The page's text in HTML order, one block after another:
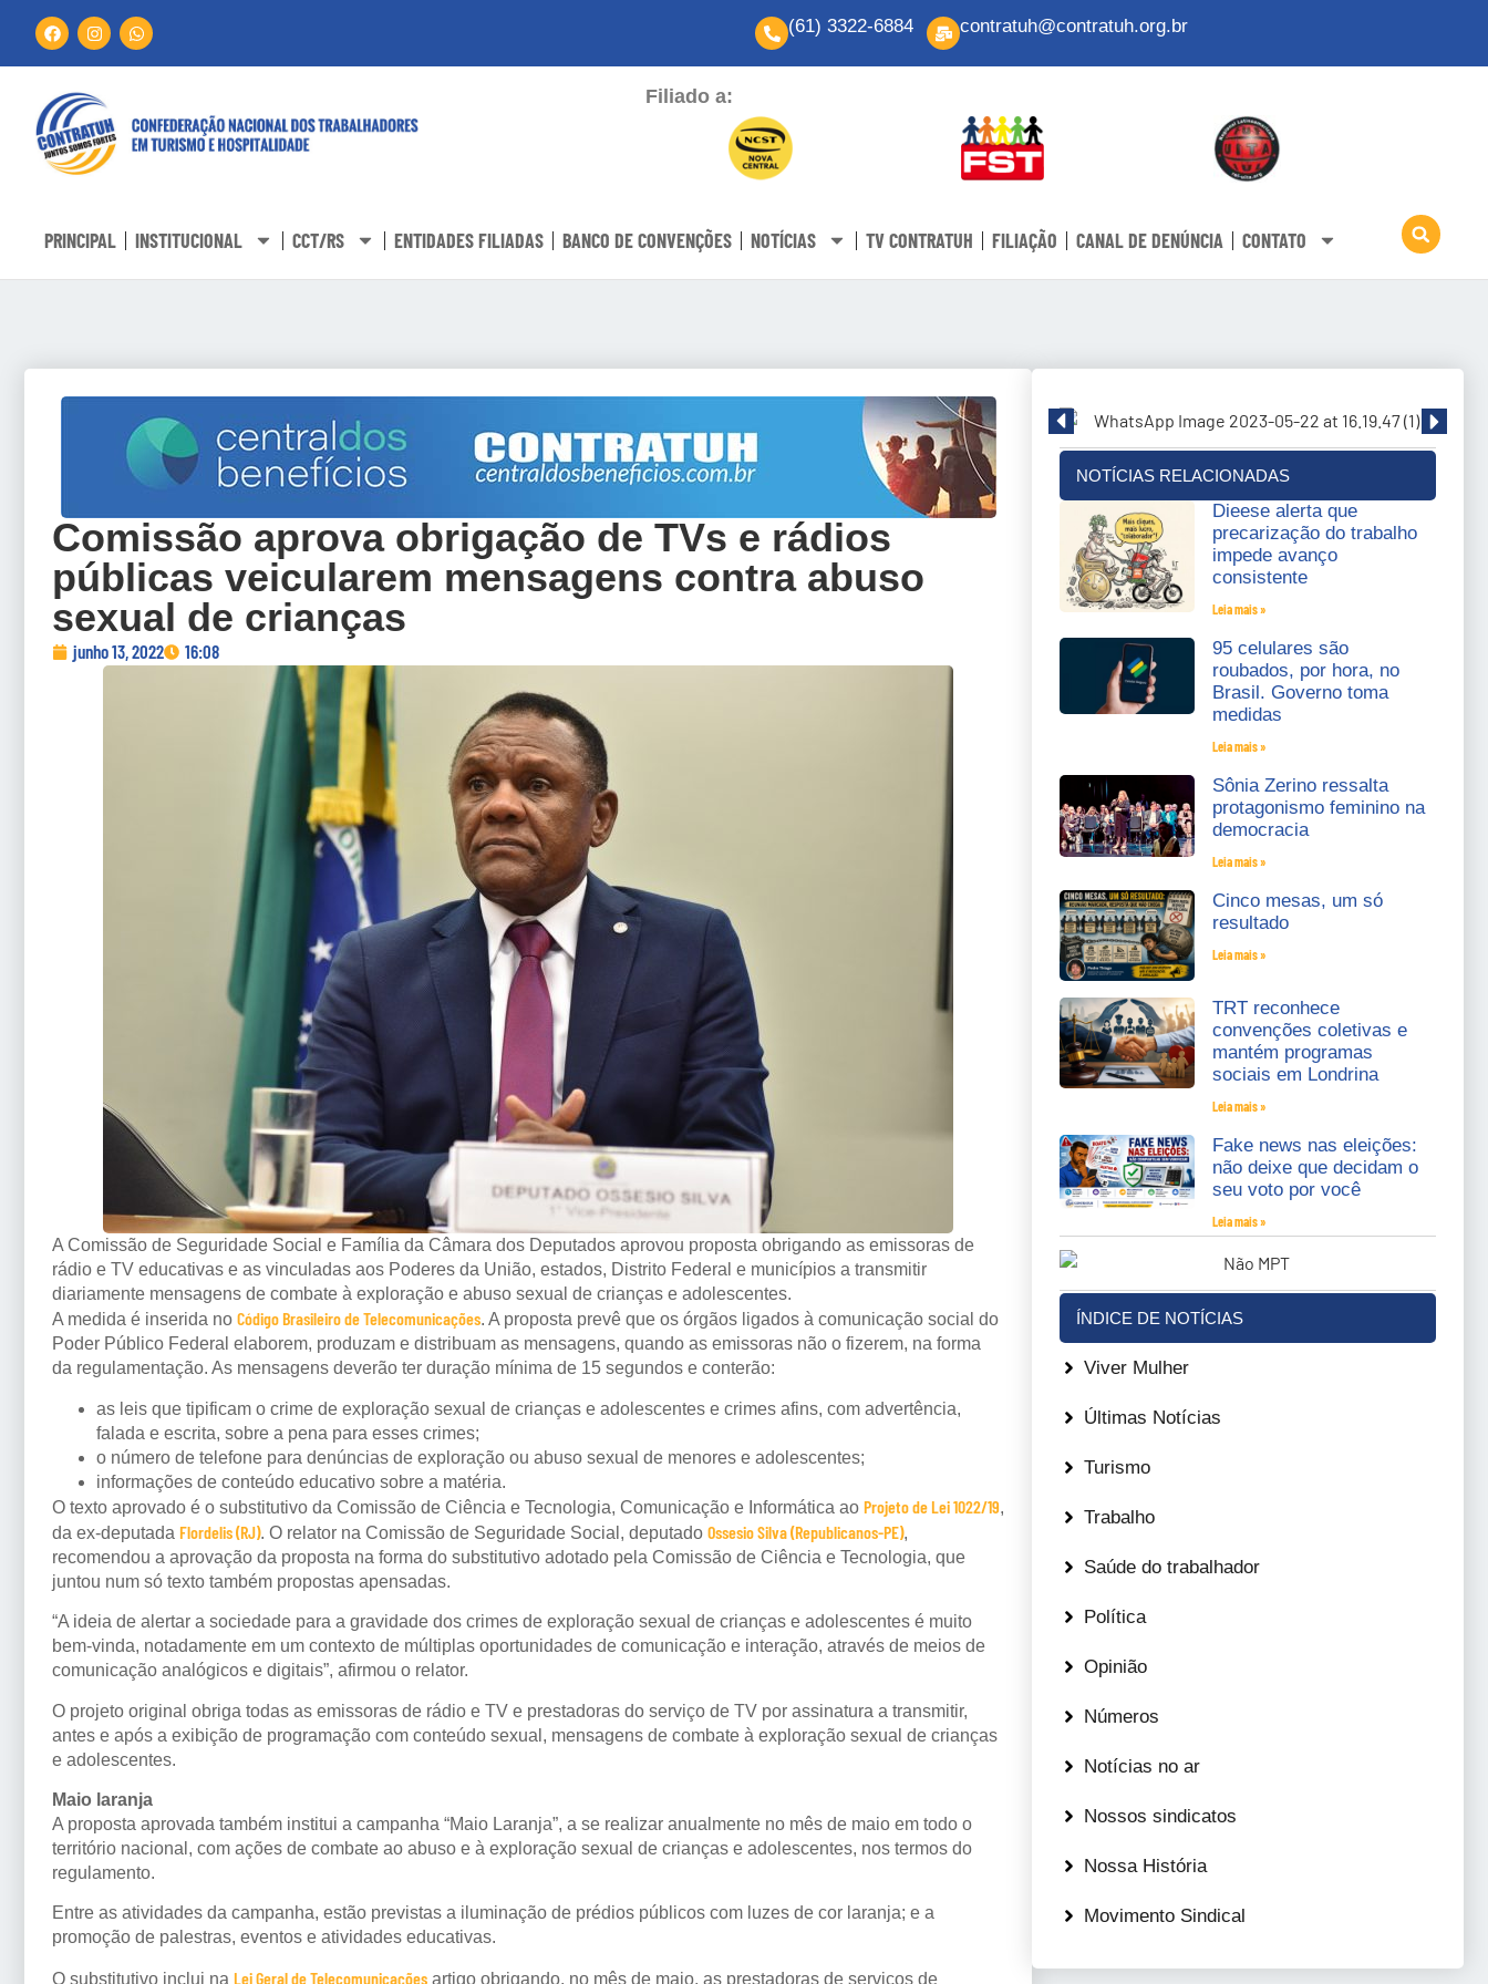
(61) 3322-6884 contratuh@contratuh.org.br
Filiado a:
PRINCIPAL INSTITUCIONAL CCT/RS ENTIDADES FILIADAS BANCO DE CONVENÇÕES NOTÍCIAS TV CONTRATUH FILIAÇÃO CANAL DE DENÚNCIA CONTATO
Comissão aprova obrigação de TVs e rádios
públicas veicularem mensagens contra abuso
sexual de crianças
junho 13, 2022 16:08
A Comissão de Seguridade Social e Família da Câmara dos Deputados aprovou proposta obrigando as emissoras de
rádio e TV educativas e as vinculadas aos Poderes da União, estados, Distrito Federal e municípios a transmitir
diariamente mensagens de combate à exploração e abuso sexual de crianças e adolescentes.
A medida é inserida no Código Brasileiro de Telecomunicações. A proposta prevê que os órgãos ligados à comunicação social do
Poder Público Federal elaborem, produzam e distribuam as mensagens, quando as emissoras não o fizerem, na forma
da regulamentação. As mensagens deverão ter duração mínima de 15 segundos e conterão:
as leis que tipificam o crime de exploração sexual de crianças e adolescentes e crimes afins, com advertência,
falada e escrita, sobre a pena para esses crimes;
o número de telefone para denúncias de exploração ou abuso sexual de menores e adolescentes;
informações de conteúdo educativo sobre a matéria.
O texto aprovado é o substitutivo da Comissão de Ciência e Tecnologia, Comunicação e Informática ao Projeto de Lei 1022/19,
da ex-deputada Flordelis (RJ). O relator na Comissão de Seguridade Social, deputado Ossesio Silva (Republicanos-PE),
recomendou a aprovação da proposta na forma do substitutivo adotado pela Comissão de Ciência e Tecnologia, que
juntou num só texto também propostas apensadas.
“A ideia de alertar a sociedade para a gravidade dos crimes de exploração sexual de crianças e adolescentes é muito
bem-vinda, notadamente em um contexto de múltiplas oportunidades de comunicação e interação, através de meios de
comunicação analógicos e digitais”, afirmou o relator.
O projeto original obriga todas as emissoras de rádio e TV e prestadoras do serviço de TV por assinatura a transmitir,
antes e após a exibição de programação com conteúdo sexual, mensagens de combate à exploração sexual de crianças
e adolescentes.
Maio laranja
A proposta aprovada também institui a campanha “Maio Laranja”, a se realizar anualmente no mês de maio em todo o
território nacional, com ações de combate ao abuso e à exploração sexual de crianças e adolescentes, nos termos do
regulamento.
Entre as atividades da campanha, estão previstas a iluminação de prédios públicos com luzes de cor laranja; e a
promoção de palestras, eventos e atividades educativas.
O substitutivo inclui na Lei Geral de Telecomunicações artigo obrigando, no mês de maio, as prestadoras de serviços de
NOTÍCIAS RELACIONADAS
Dieese alerta que
precarização do trabalho
impede avanço
consistente
Leia mais »
95 celulares são
roubados, por hora, no
Brasil. Governo toma
medidas
Leia mais »
Sônia Zerino ressalta
protagonismo feminino na
democracia
Leia mais »
Cinco mesas, um só
resultado
Leia mais »
TRT reconhece
convenções coletivas e
mantém programas
sociais em Londrina
Leia mais »
Fake news nas eleições:
não deixe que decidam o
seu voto por você
Leia mais »
ÍNDICE DE NOTÍCIAS
Viver Mulher
Últimas Notícias
Turismo
Trabalho
Saúde do trabalhador
Política
Opinião
Números
Notícias no ar
Nossos sindicatos
Nossa História
Movimento Sindical